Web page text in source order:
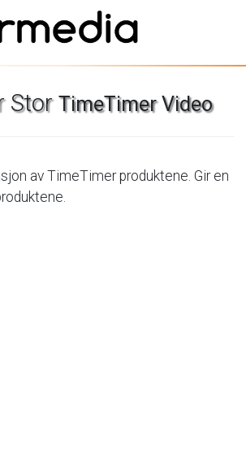
Stor TimeTimer Video
av TimeTimer produktene. Gir en